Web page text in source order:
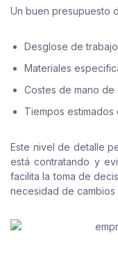
Un buen presupuesto
Desglose de
Materiales
Costes de mano de
Tiempos
Este nivel de detalle
está contratando y
facilita la toma de
necesidad de cambios